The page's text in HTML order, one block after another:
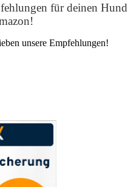
für deinen Hund
unsere Empfehlungen!